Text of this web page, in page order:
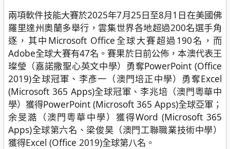
兩項軟件技能大賽於2025年7月25日至8月1日在美國佛
羅里達州奧蘭多舉行，雲集世界各地超過200名選手角
逐，其中Microsoft Office全球大賽超過190名，而
Adobe全球大賽有47名。賽果於日前公佈，本澳代表王
璨瑩（嘉諾撒聖心英文中學）勇奪PowerPoint (Office
2019)全球冠軍、李彥一（澳門培正中學）勇奪Excel
(Microsoft 365 Apps)全球冠軍、李兆培（澳門粵華中
學）獲得PowerPoint (Microsoft 365 Apps)全球亞軍；
余旻澔（澳門粵華中學）獲得Word (Microsoft 365
Apps)全球第六名、梁俊昊（澳門工聯職業技術中學）
獲得Excel (Office 2019)全球第八名。